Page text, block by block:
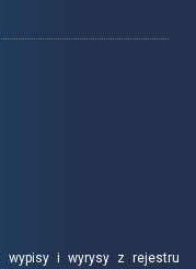
wypisy i wyrysy z rejestru